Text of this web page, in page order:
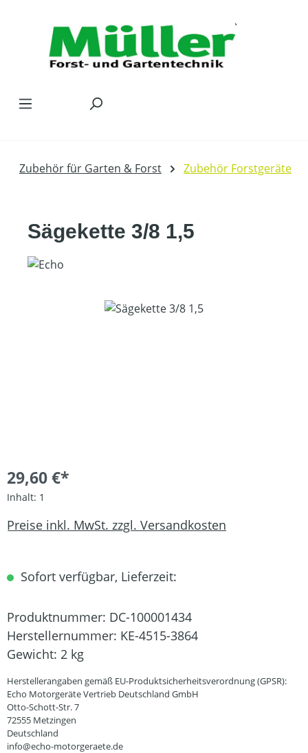
Zubehör für Garten & Forst Zubehör Forstgeräte
Sägekette 3/8 1,5
Bildergalerie überspringen
29,60 €*
Inhalt: 1
Preise inkl. MwSt. zzgl. Versandkosten
Sofort verfügbar, Lieferzeit:
Produktnummer: DC-100001434
Herstellernummer: KE-4515-3864
Gewicht: 2 kg
Herstellerangaben gemäß EU-Produktsicherheitsverordnung (GPSR):
Echo Motorgeräte Vertrieb Deutschland GmbH
Otto-Schott-Str. 7
72555 Metzingen
Deutschland
info@echo-motorgeraete.de